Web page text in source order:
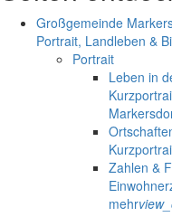
Großgemeinde
Portrait, Landleben &
Portrait
Leben in
Zahlen &
mehr